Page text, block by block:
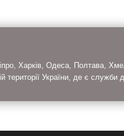
Харків, Одеса, Полтава,
території України, де є служби